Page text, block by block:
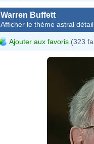
Warren Buffett
Afficher le thème astral
Ajouter aux favoris (323